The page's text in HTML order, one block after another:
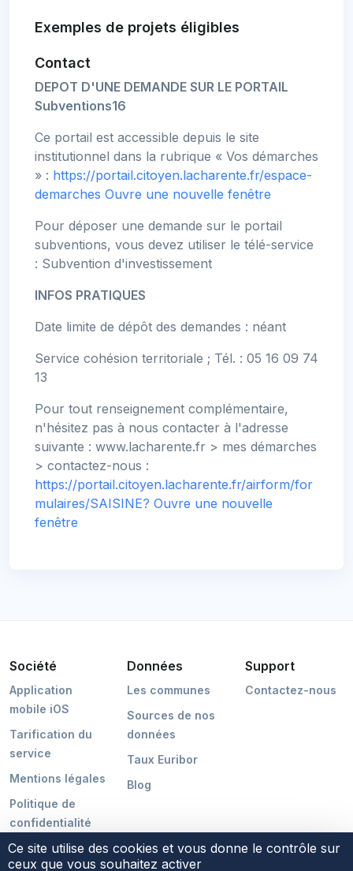
Exemples de projets éligibles
Contact
DEPOT D'UNE DEMANDE SUR LE PORTAIL
Subventions16
Ce portail est accessible depuis le site
institutionnel dans la rubrique « Vos démarches
» : https://portail.citoyen.lacharente.fr/espace-
demarches Ouvre une nouvelle fenêtre
Pour déposer une demande sur le portail
subventions, vous devez utiliser le télé-service
: Subvention d'investissement
INFOS PRATIQUES
Date limite de dépôt des demandes : néant
Service cohésion territoriale ; Tél. : 05 16 09 74
13
Pour tout renseignement complémentaire,
n'hésitez pas à nous contacter à l'adresse
suivante : www.lacharente.fr > mes démarches
> contactez-nous :
https://portail.citoyen.lacharente.fr/airform/for
mulaires/SAISINE? Ouvre une nouvelle
fenêtre
Société
Application
mobile iOS
Tarification du
service
Mentions légales
Politique de
confidentialité
Données
Les communes
Sources de nos
données
Taux Euribor
Blog
Support
Contactez-nous
Ce site utilise des cookies et vous donne le contrôle sur
ceux que vous souhaitez activer